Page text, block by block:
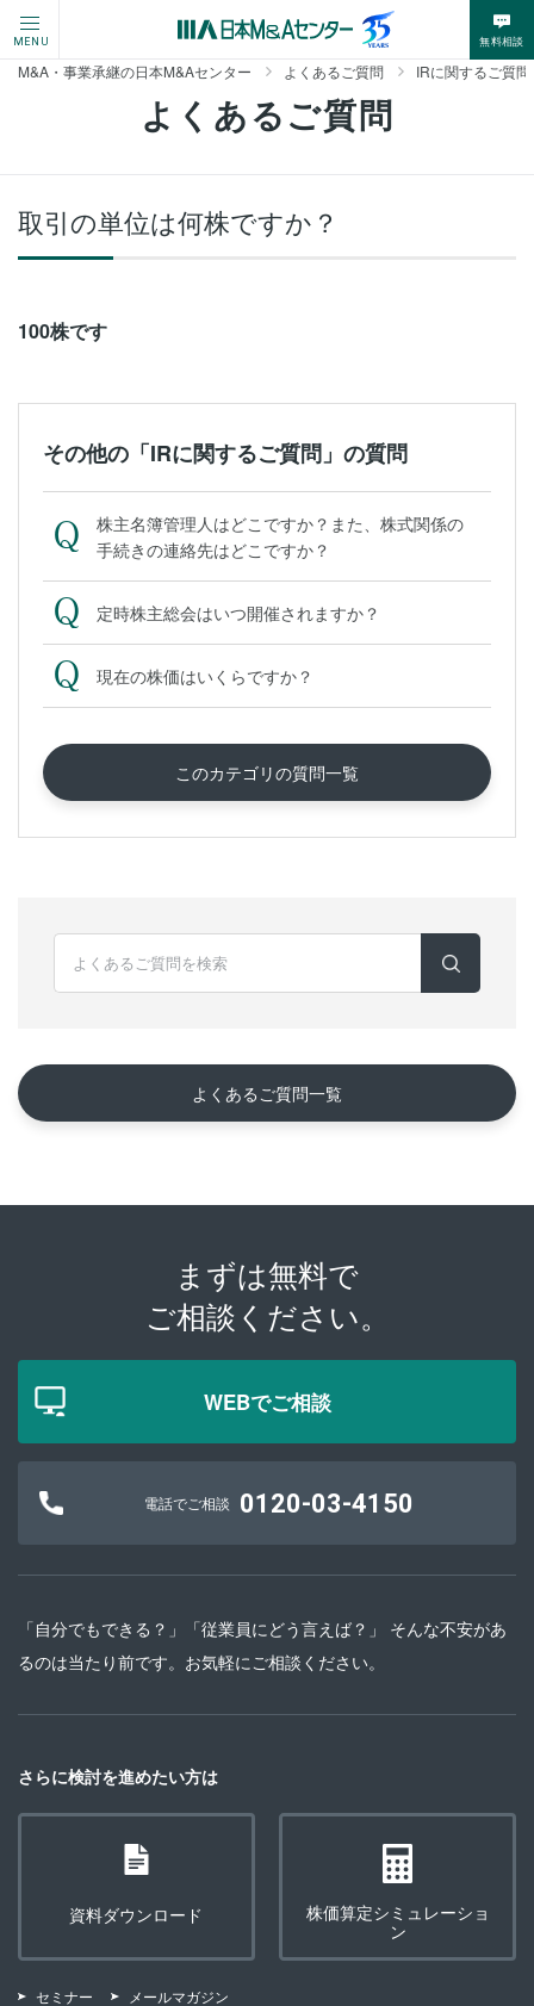
MENU 無料相談
M&A・事業承継の日本M&Aセンター よくあるご質問 IRに関するご質問
よくあるご質問
取引の単位は何株ですか？
100株です
その他の「IRに関するご質問」の質問
株主名簿管理人はどこですか？また、株式関係の
手続きの連絡先はどこですか？
定時株主総会はいつ開催されますか？
現在の株価はいくらですか？
このカテゴリの質問一覧
よくあるご質問一覧
まずは無料で
ご相談ください。
WEBでご相談
電話でご相談 0120-03-4150
「自分でもできる？」「従業員にどう言えば？」 そんな不安があ
るのは当たり前です。お気軽にご相談ください。
さらに検討を進めたい方は
資料ダウンロード
株価算定シミュレーショ
ン
セミナー メールマガジン